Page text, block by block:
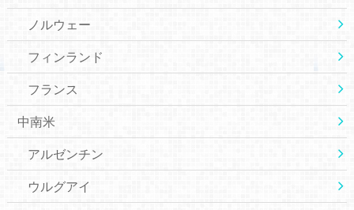
ノルウェー
フィンランド
フランス
中南米
アルゼンチン
ウルグアイ